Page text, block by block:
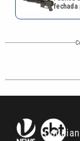
VTV é afiliada do
SBT na Região
Mundo
Área de